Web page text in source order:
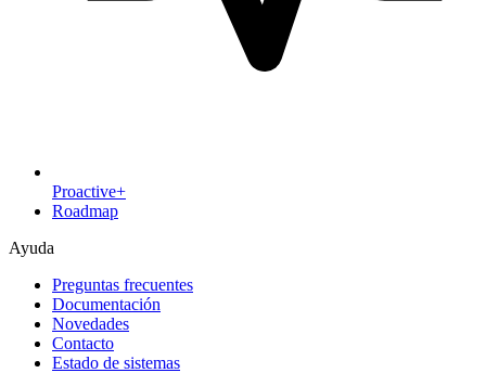
Proactive+
Roadmap
Ayuda
Preguntas frecuentes
Documentación
Novedades
Contacto
Estado de sistemas